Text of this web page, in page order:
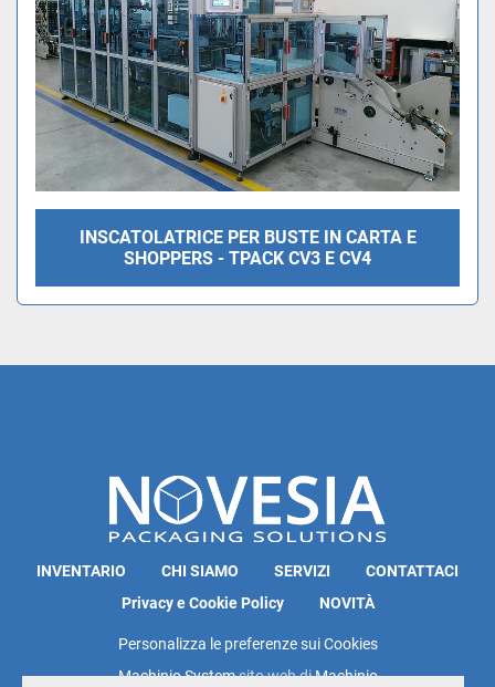
INSCATOLATRICE PER BUSTE IN CARTA E
SHOPPERS - TPACK CV3 E CV4
INVENTARIO CHI SIAMO SERVIZI
CONTATTACI
Privacy e Cookie Policy
NOVITÀ
Personalizza le preferenze sui Cookies
Machinio Systemsito web diMachinio